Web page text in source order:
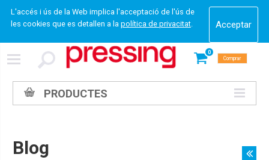
L'accés i ús de la Web implica l'acceptació de l'ús de
les cookies que es detallen a la política de privacitat.
0
Comprar
PRODUCTES
Blog